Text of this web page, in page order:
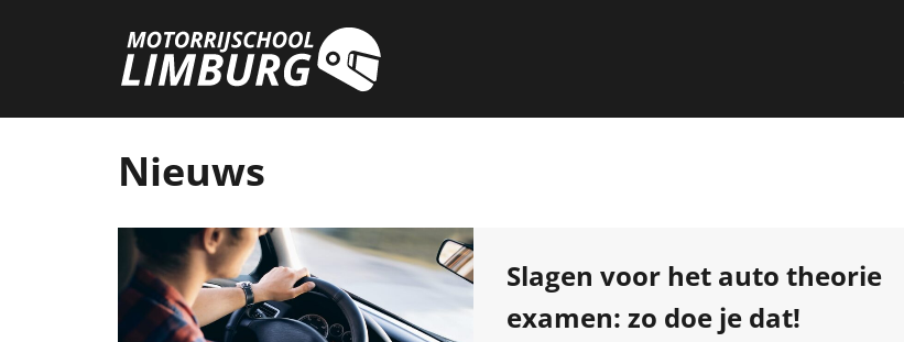
Nieuws
Slagen voor het auto theorie
examen: zo doe je dat!